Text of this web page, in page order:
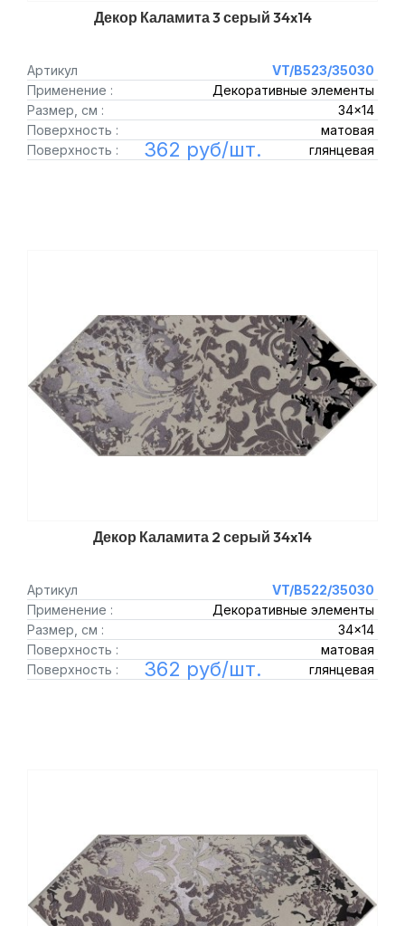
Декор Каламита 3 серый 34x14
Артикул
VT/B523/35030
Применение :
Декоративные элементы
Размер, см :
34x14
Поверхность :
матовая
Поверхность :
глянцевая
362 руб/шт.
Декор Каламита 2 серый 34x14
Артикул
VT/B522/35030
Применение :
Декоративные элементы
Размер, см :
34x14
Поверхность :
матовая
Поверхность :
глянцевая
362 руб/шт.